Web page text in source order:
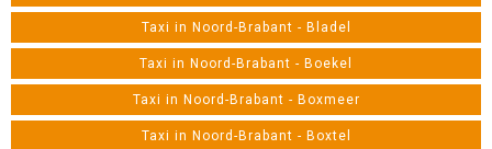
Taxi in Noord-Brabant - Bladel
Taxi in Noord-Brabant - Boekel
Taxi in Noord-Brabant - Boxmeer
Taxi in Noord-Brabant - Boxtel